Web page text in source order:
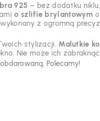
925 – bez dodatku
o szlifie brylantowym
wykonany z ogromną
stylizacji. Malutkie
Nie może ich
Polecamy!